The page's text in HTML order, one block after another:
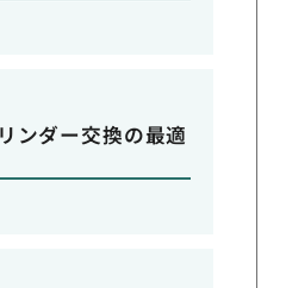
ンダー交換の最適